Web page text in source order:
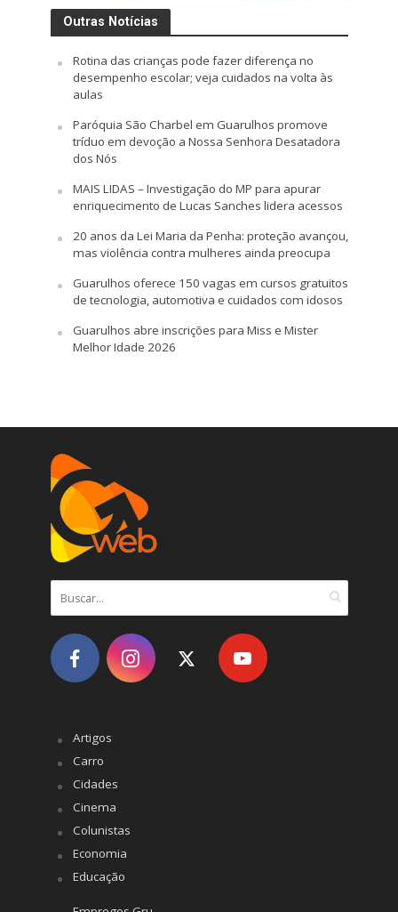
Outras Notícias
Rotina das crianças pode fazer diferença no
desempenho escolar; veja cuidados na volta às
aulas
Paróquia São Charbel em Guarulhos promove
tríduo em devoção a Nossa Senhora Desatadora
dos Nós
MAIS LIDAS – Investigação do MP para apurar
enriquecimento de Lucas Sanches lidera acessos
20 anos da Lei Maria da Penha: proteção avançou,
mas violência contra mulheres ainda preocupa
Guarulhos oferece 150 vagas em cursos gratuitos
de tecnologia, automotiva e cuidados com idosos
Guarulhos abre inscrições para Miss e Mister
Melhor Idade 2026
Artigos
Carro
Cidades
Cinema
Colunistas
Economia
Educação